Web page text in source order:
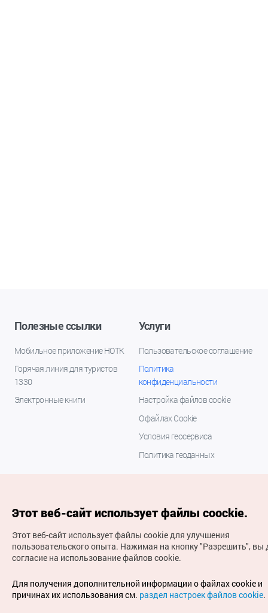
Полезные ссылки
Мобильное приложение НОТК
Горячая линия для туристов
1330
Электронные книги
Услуги
Пользовательское соглашение
Политика
конфиденциальности
Настройка файлов cookie
О файлах Cookie
Условия геосервиса
Политика геоданных
(с) Национальная организация туризма Кореи Все
права защищены
Для извещения об ошибках и проблемах, связанных с
работой веб-сайта, направляйте ваши запросы на
Этот веб-сайт использует файлы coockie.
Этот веб-сайт использует файлы cookie для улучшения
пользовательского опыта. Нажимая на кнопку "Разрешить", вы
согласие на использование файлов cookie.
Для получения дополнительной информации о файлах cookie и
причинах их использования см. раздел настроек файлов cookie.